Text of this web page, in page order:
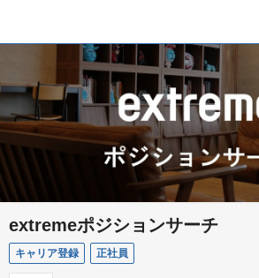
extremeポジションサーチ
キャリア登録 正社員